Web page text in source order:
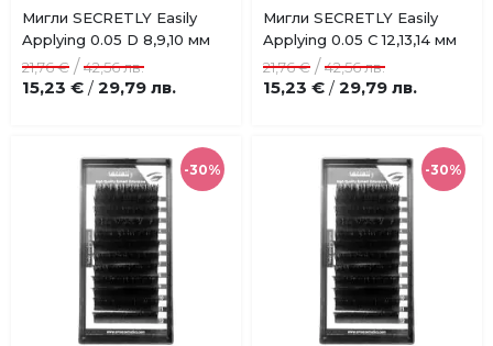
Добави
в
Купи
Мигли SECRETLY Easily
Applying 0.05 D 8,9,10 мм
15,23 € / 29,79 лв.
21,76 € /42,56 лв.
Добави
в
Купи
Мигли SECRETLY Easily
Applying 0.05 C 12,13,14 мм
15,23 € / 29,79 лв.
21,76 € /42,56 лв.
-30% -30%